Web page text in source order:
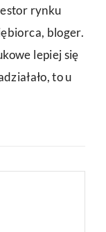
rynku
bloger.
lepiej się
to u